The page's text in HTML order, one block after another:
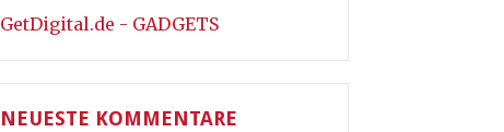
GetDigital.de - GADGETS
NEUESTE KOMMENTARE